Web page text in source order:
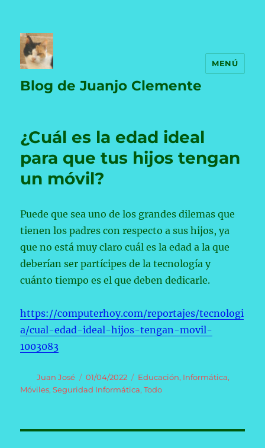
Blog de Juanjo Clemente
MENÚ
¿Cuál es la edad ideal
para que tus hijos tengan
un móvil?
Puede que sea uno de los grandes dilemas que
tienen los padres con respecto a sus hijos, ya
que no está muy claro cuál es la edad a la que
deberían ser partícipes de la tecnología y
cuánto tiempo es el que deben dedicarle.
https://computerhoy.com/reportajes/tecnologi
a/cual-edad-ideal-hijos-tengan-movil-
1003083
Autor
Juan José
Publicado
el
01/04/2022 Categorías
Educación, Informática,
Móviles,Seguridad Informática,Todo